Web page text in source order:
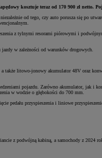
kosztuje teraz od 170 900 zł netto.
od tego, czy auto porusza się po
z tylnymi resorami piórowymi i
w zależności od warunków drogowych.
litowo-jonowy akumulator 48V oraz
pojazdu. Zarówno akumulator, jak i
w wodzie o głębokości do 700 mm.
przyspieszenia i liniowe
z podwójną kabiną, a samochody z 2024